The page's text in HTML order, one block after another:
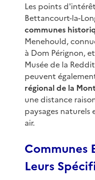
Les points
Bettancourt-la-
communes
Menehould,
à Dom Pérignon,
Musée de la
peuvent
régional de la
une distance
paysages
air.
Communes
Leurs